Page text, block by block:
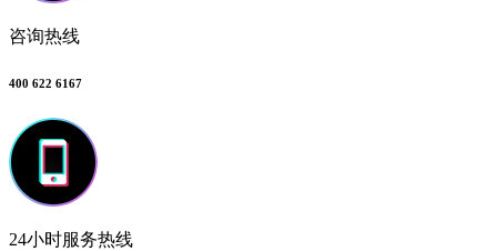
咨询热线
400 622 6167
24小时服务热线